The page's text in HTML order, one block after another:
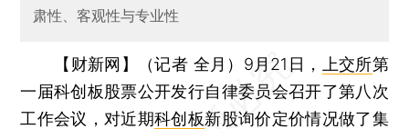
肃性、客观性与专业性
【财新网】（记者 全月） 9月21日， 上交所第
一届科创板股票公开发行自律委员会召开了第八次
工作会议，对近期科创板新股询价定价情况做了集